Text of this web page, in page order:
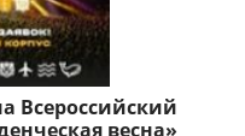
Всероссийский
весна»